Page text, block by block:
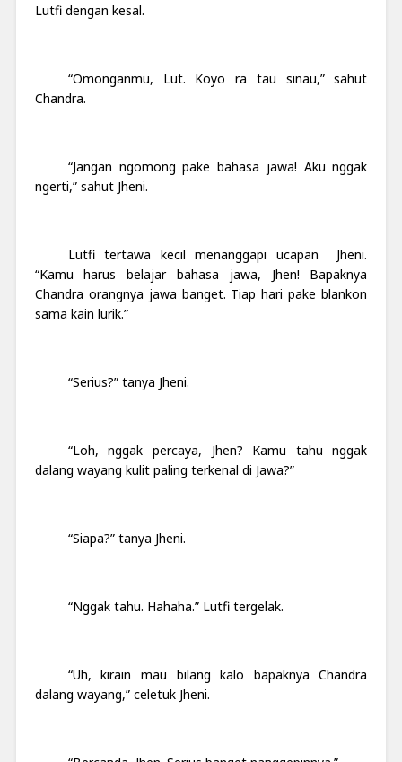
Lutfi dengan kesal.
“Omonganmu, Lut. Koyo ra tau sinau,” sahut
Chandra.
“Jangan ngomong pake bahasa jawa! Aku nggak
ngerti,” sahut Jheni.
Lutfi tertawa kecil menanggapi ucapan Jheni.
“Kamu harus belajar bahasa jawa, Jhen! Bapaknya
Chandra orangnya jawa banget. Tiap hari pake blankon
sama kain lurik.”
“Serius?” tanya Jheni.
“Loh, nggak percaya, Jhen? Kamu tahu nggak
dalang wayang kulit paling terkenal di Jawa?”
“Siapa?” tanya Jheni.
“Nggak tahu. Hahaha.” Lutfi tergelak.
“Uh, kirain mau bilang kalo bapaknya Chandra
dalang wayang,” celetuk Jheni.